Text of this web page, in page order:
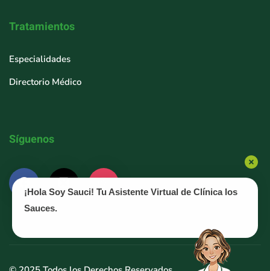
Tratamientos
Especialidades
Directorio Médico
Síguenos
¡Hola Soy Sauci! Tu Asistente Virtual de Clínica los
Sauces.